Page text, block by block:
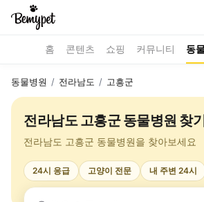
홈 콘텐츠 쇼핑 커뮤니티 동
동물병원 / 전라남도 / 고흥군
전라남도 고흥군 동물병원 찾
전라남도 고흥군 동물병원을 찾아보세요
24시 응급 고양이 전문 내 주변 24시